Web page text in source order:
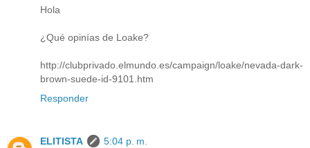
Hola
¿Qué opinías de Loake?
http://clubprivado.elmundo.es/campaign/loake/nevada-dark-
brown-suede-id-9101.htm
Responder
ELITISTA
5:04 p. m.